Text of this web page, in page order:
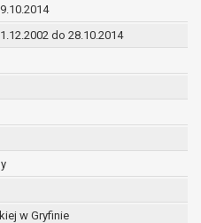
do 28.10.2014
w Gryfinie
dane osobowe
na podstawie
zgody w zakresie i celu
zgody.
danych w celu
osobowe mogą być
odbiorcom lub
osobowych.
dane